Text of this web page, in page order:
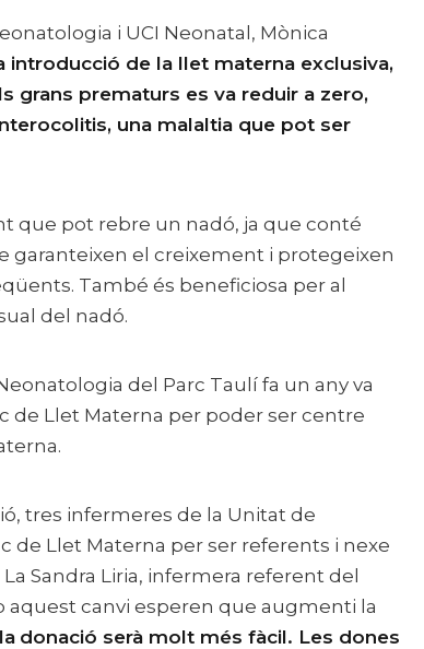
i UCI Neonatal, Mònica
introducció de la llet materna exclusiva,
grans prematurs es va reduir a zero,
una malaltia que pot ser
que pot rebre un nadó, ja que conté
garanteixen el creixement i protegeixen
També és beneficiosa per al
del nadó.
del Parc Taulí fa un any va
de Llet Materna per poder ser centre
tres infermeres de la Unitat de
de Llet Materna per ser referents i nexe
Sandra Liria, infermera referent del
aquest canvi esperen que augmenti la
la donació serà molt més fàcil. Les dones